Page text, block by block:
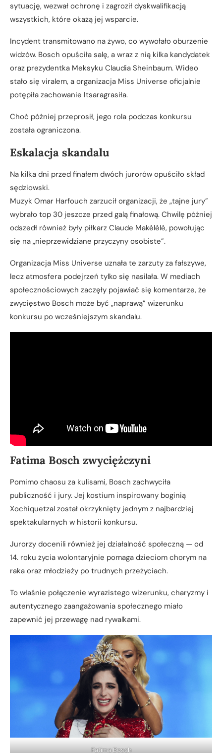
sytuację, wezwał ochronę i zagroził dyskwalifikacją
wszystkich, które okażą jej wsparcie.
Incydent transmitowano na żywo, co wywołało oburzenie
widzów. Bosch opuściła salę, a wraz z nią kilka kandydatek
oraz prezydentka Meksyku Claudia Sheinbaum. Wideo
stało się viralem, a organizacja Miss Universe oficjalnie
potępiła zachowanie Itsaragrasiła.
Choć później przeprosił, jego rola podczas konkursu
została ograniczona.
Eskalacja skandalu
Na kilka dni przed finałem dwóch jurorów opuściło skład
sędziowski.
Muzyk Omar Harfouch zarzucił organizacji, że „tajne jury”
wybrało top 30 jeszcze przed galą finałową. Chwilę później
odszedł również były piłkarz Claude Makélélé, powołując
się na „nieprzewidziane przyczyny osobiste”.
Organizacja Miss Universe uznała te zarzuty za fałszywe,
lecz atmosfera podejrzeń tylko się nasilała. W mediach
społecznościowych zaczęły pojawiać się komentarze, że
zwycięstwo Bosch może być „naprawą” wizerunku
konkursu po wcześniejszym skandalu.
Fatima Bosch zwyciężczyni
Pomimo chaosu za kulisami, Bosch zachwyciła
publiczność i jury. Jej kostium inspirowany boginią
Xochiquetzal został okrzyknięty jednym z najbardziej
spektakularnych w historii konkursu.
Jurorzy docenili również jej działalność społeczną — od
14. roku życia wolontaryjnie pomaga dzieciom chorym na
raka oraz młodzieży po trudnych przeżyciach.
To właśnie połączenie wyrazistego wizerunku, charyzmy i
autentycznego zaangażowania społecznego miało
zapewnić jej przewagę nad rywalkami.
Fatima Bosch